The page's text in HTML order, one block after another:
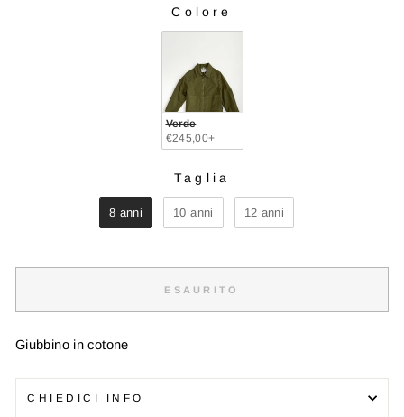
Colore
Verde
€245,00+
Taglia
8 anni 10 anni 12 anni
ESAURITO
Giubbino in cotone
CHIEDICI INFO